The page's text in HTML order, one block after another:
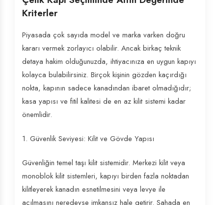
Kriterler
Piyasada çok sayıda model ve marka varken doğru
kararı vermek zorlayıcı olabilir. Ancak birkaç teknik
detaya hakim olduğunuzda, ihtiyacınıza en uygun kapıyı
kolayca bulabilirsiniz. Birçok kişinin gözden kaçırdığı
nokta, kapının sadece kanadından ibaret olmadığıdır;
kasa yapısı ve fitil kalitesi de en az kilit sistemi kadar
önemlidir.
1. Güvenlik Seviyesi: Kilit ve Gövde Yapısı
Güvenliğin temel taşı kilit sistemidir. Merkezi kilit veya
monoblok kilit sistemleri, kapıyı birden fazla noktadan
kilitleyerek kanadın esnetilmesini veya levye ile
açılmasını neredeyse imkansız hale getirir. Sahada en